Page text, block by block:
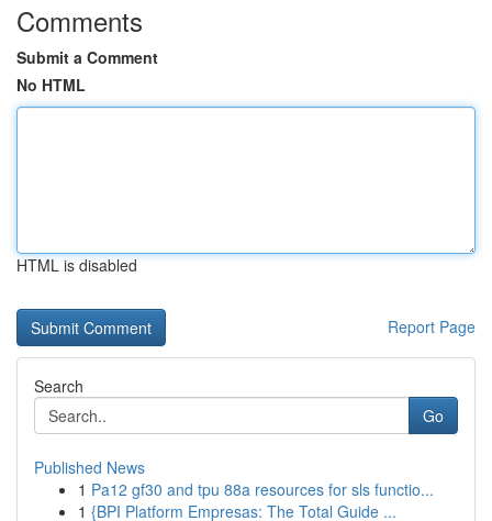
Comments
Submit a Comment
No HTML
HTML is disabled
Report Page
Search
Go
Published News
1 Pa12 gf30 and tpu 88a resources for sls functio...
1 {BPI Platform Empresas: The Total Guide ...